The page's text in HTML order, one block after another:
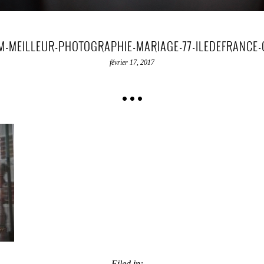
MEILLEUR-PHOTOGRAPHIE-MARIAGE-77-
février 17, 2017